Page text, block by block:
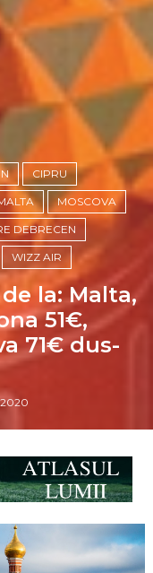
CIPRU
MOSCOVA
DEBRECEN
WIZZ AIR
la: Malta,
51€,
71€ dus-